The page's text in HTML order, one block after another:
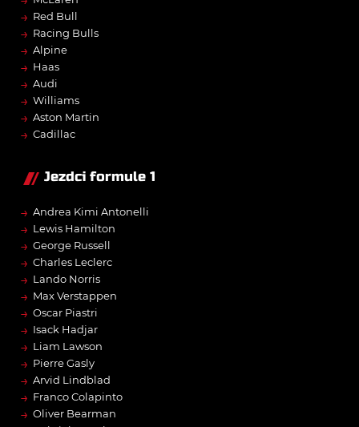
→ Red Bull
→ Racing Bulls
→ Alpine
→ Haas
→ Audi
→ Williams
→ Aston Martin
→ Cadillac
Jezdci formule 1
→ Andrea Kimi Antonelli
→ Lewis Hamilton
→ George Russell
→ Charles Leclerc
→ Lando Norris
→ Max Verstappen
→ Oscar Piastri
→ Isack Hadjar
→ Liam Lawson
→ Pierre Gasly
→ Arvid Lindblad
→ Franco Colapinto
→ Oliver Bearman